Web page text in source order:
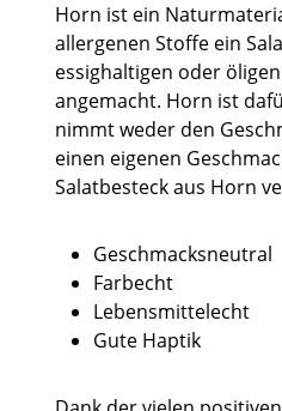
Horn ist ein
allergenen Stoffe ein
essighaltigen oder
angemacht. Horn ist
nimmt weder den
einen eigenen
Salatbesteck aus Horn
Geschmacksneutral
Farbecht
Lebensmittelecht
Gute Haptik